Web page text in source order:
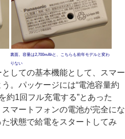
裏面。容量は2,700mAhと、こちらも前年モデルと変わ
りない
しての基本機能として、スマー
。パッケージには“電池容量約
約1回フル充電する”とあった
マートフォンの電池が完全にな
状態で給電をスタートしてみ